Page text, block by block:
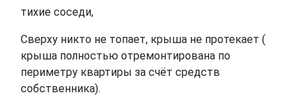
тихие соседи,
Сверху никто не топает, крыша не протекает (
крыша полностью отремонтирована по
периметру квартиры за счёт средств
собственника).